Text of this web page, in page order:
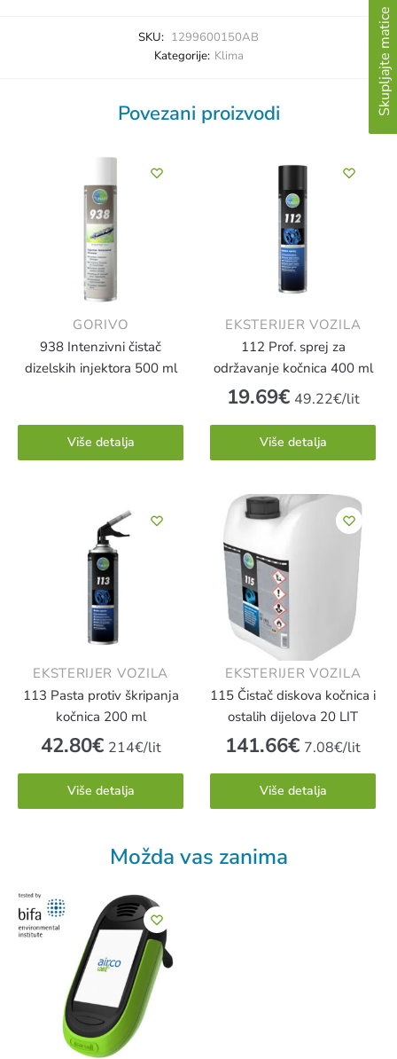
SKU: 1299600150AB
Kategorije: Klima
Povezani proizvodi
GORIVO
938 Intenzivni čistač
dizelskih injektora 500 ml
Više detalja
EKSTERIJER VOZILA
112 Prof. sprej za
održavanje kočnica 400 ml
19.69€ 49.22€/lit
Više detalja
EKSTERIJER VOZILA
113 Pasta protiv škripanja
kočnica 200 ml
42.80€ 214€/lit
Više detalja
EKSTERIJER VOZILA
115 Čistač diskova kočnica i
ostalih dijelova 20 LIT
141.66€ 7.08€/lit
Više detalja
Možda vas zanima
Skupljajte matice